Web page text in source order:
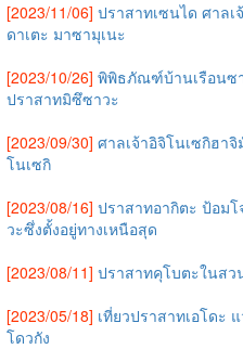
[2023/11/06] ปราสาทเซนได ศาล
ดาเตะ มาซามุเนะ
[2023/10/26] พิพิธภัณฑ์บ้านเรือนซา
ปราสาทมิซึซาวะ
[2023/09/30] ศาลเจ้าอิจิโนเซกิฮา
โนเซกิ
[2023/08/16] ปราสาทอากิตะ ป้อม
วะซึ่งตั้งอยู่ทางเหนือสุด
[2023/08/11] ปราสาทคุโบตะในสว
[2023/05/18] เที่ยวปราสาทเอโด
โดวกัง